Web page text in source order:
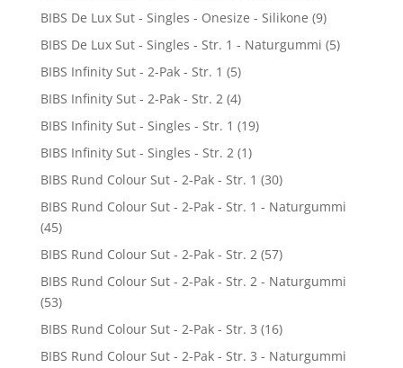
BIBS De Lux Sut - Singles - Onesize - Silikone (9)
BIBS De Lux Sut - Singles - Str. 1 - Naturgummi (5)
BIBS Infinity Sut - 2-Pak - Str. 1 (5)
BIBS Infinity Sut - 2-Pak - Str. 2 (4)
BIBS Infinity Sut - Singles - Str. 1 (19)
BIBS Infinity Sut - Singles - Str. 2 (1)
BIBS Rund Colour Sut - 2-Pak - Str. 1 (30)
BIBS Rund Colour Sut - 2-Pak - Str. 1 - Naturgummi
(45)
BIBS Rund Colour Sut - 2-Pak - Str. 2 (57)
BIBS Rund Colour Sut - 2-Pak - Str. 2 - Naturgummi
(53)
BIBS Rund Colour Sut - 2-Pak - Str. 3 (16)
BIBS Rund Colour Sut - 2-Pak - Str. 3 - Naturgummi